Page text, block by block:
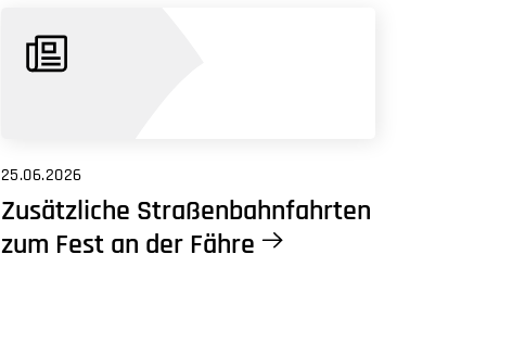
25.06.2026
Zusätzliche Straßenbahnfahrten
zum Fest an der Fähre